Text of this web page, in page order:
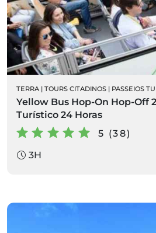
TERRA | TOURS CITADINOS | PASSEIOS
Yellow Bus Hop-On Hop-Off
Turístico 24 Horas
5 (38)
3H